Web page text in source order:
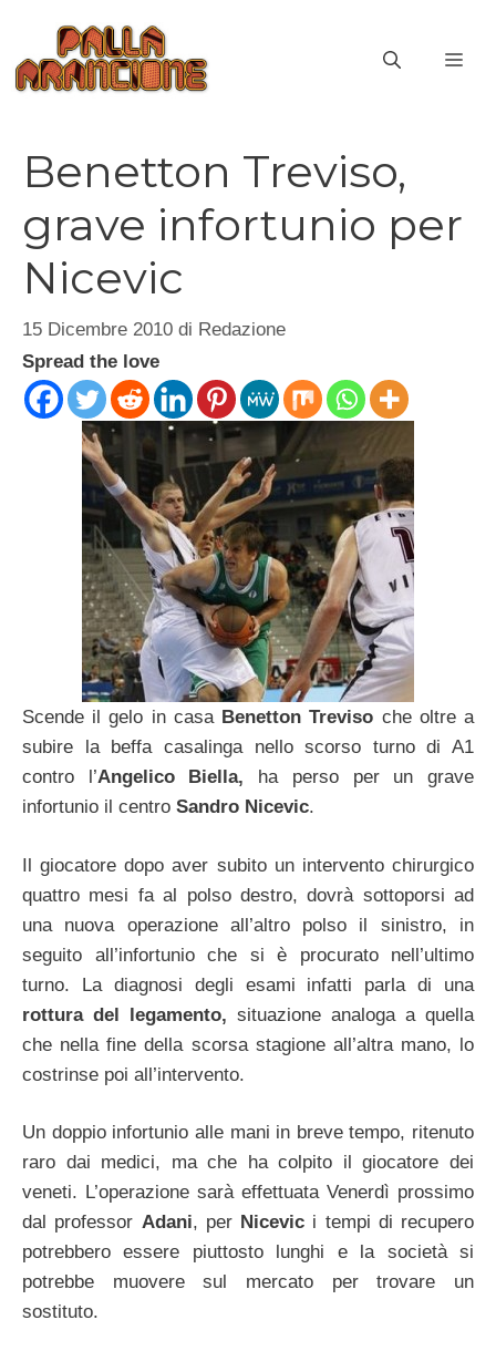
contenuto
Benetton Treviso,
grave infortunio per
Nicevic
15 Dicembre 2010 di Redazione
Spread the love
Scende il gelo in casa Benetton Treviso che oltre a
subire la beffa casalinga nello scorso turno di A1
contro l’Angelico Biella, ha perso per un grave
infortunio il centro Sandro Nicevic.
Il giocatore dopo aver subito un intervento chirurgico
quattro mesi fa al polso destro, dovrà sottoporsi ad
una nuova operazione all’altro polso il sinistro, in
seguito all’infortunio che si è procurato nell’ultimo
turno. La diagnosi degli esami infatti parla di una
rottura del legamento, situazione analoga a quella
che nella fine della scorsa stagione all’altra mano, lo
costrinse poi all’intervento.
Un doppio infortunio alle mani in breve tempo, ritenuto
raro dai medici, ma che ha colpito il giocatore dei
veneti. L’operazione sarà effettuata Venerdì prossimo
dal professor Adani, per Nicevic i tempi di recupero
potrebbero essere piuttosto lunghi e la società si
potrebbe muovere sul mercato per trovare un
sostituto.